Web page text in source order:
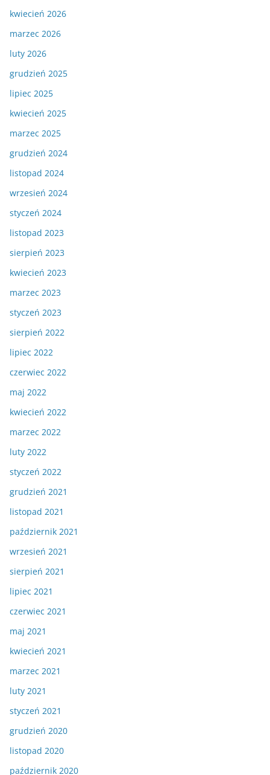
kwiecień 2026
marzec 2026
luty 2026
grudzień 2025
lipiec 2025
kwiecień 2025
marzec 2025
grudzień 2024
listopad 2024
wrzesień 2024
styczeń 2024
listopad 2023
sierpień 2023
kwiecień 2023
marzec 2023
styczeń 2023
sierpień 2022
lipiec 2022
czerwiec 2022
maj 2022
kwiecień 2022
marzec 2022
luty 2022
styczeń 2022
grudzień 2021
listopad 2021
październik 2021
wrzesień 2021
sierpień 2021
lipiec 2021
czerwiec 2021
maj 2021
kwiecień 2021
marzec 2021
luty 2021
styczeń 2021
grudzień 2020
listopad 2020
październik 2020